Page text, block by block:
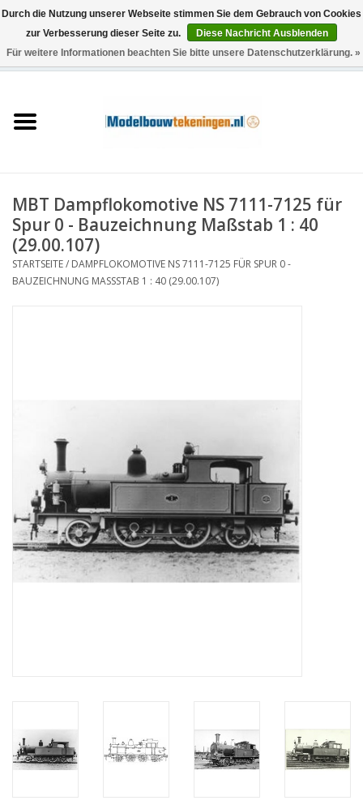
0 Artikel - €0,00
Schiffe
Holzbau
Landschaft
Neue Zeichnungen
NEUE ZEITSCHRIFTEN
ABONNEMENT DER
MODELLBAUER
MBT Dampflokomotive NS 7111-7125 für
Spur 0 - Bauzeichnung Maßstab 1 : 40
(29.00.107)
STARTSEITE/ DAMPFLOKOMOTIVE NS 7111-7125 FÜR SPUR 0 -
BAUZEICHNUNG MASSSTAB 1 : 40 (29.00.107)
Durch die Nutzung unserer Webseite stimmen Sie dem Gebrauch von Cookies
zur Verbesserung dieser Seite zu.
Diese Nachricht Ausblenden
Für weitere Informationen beachten Sie bitte unsere Datenschutzerklärung. »